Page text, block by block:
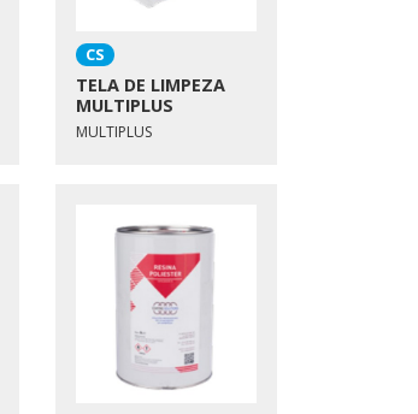
CS
TELA DE LIMPEZA
MULTIPLUS
MULTIPLUS